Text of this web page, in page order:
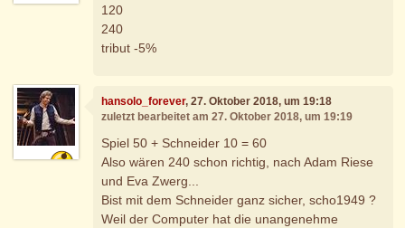
120
240
tribut -5%
hansolo_forever, 27. Oktober 2018, um 19:18
zuletzt bearbeitet am 27. Oktober 2018, um 19:19
Spiel 50 + Schneider 10 = 60
Also wären 240 schon richtig, nach Adam Riese
und Eva Zwerg...
Bist mit dem Schneider ganz sicher, scho1949 ?
Weil der Computer hat die unangenehme